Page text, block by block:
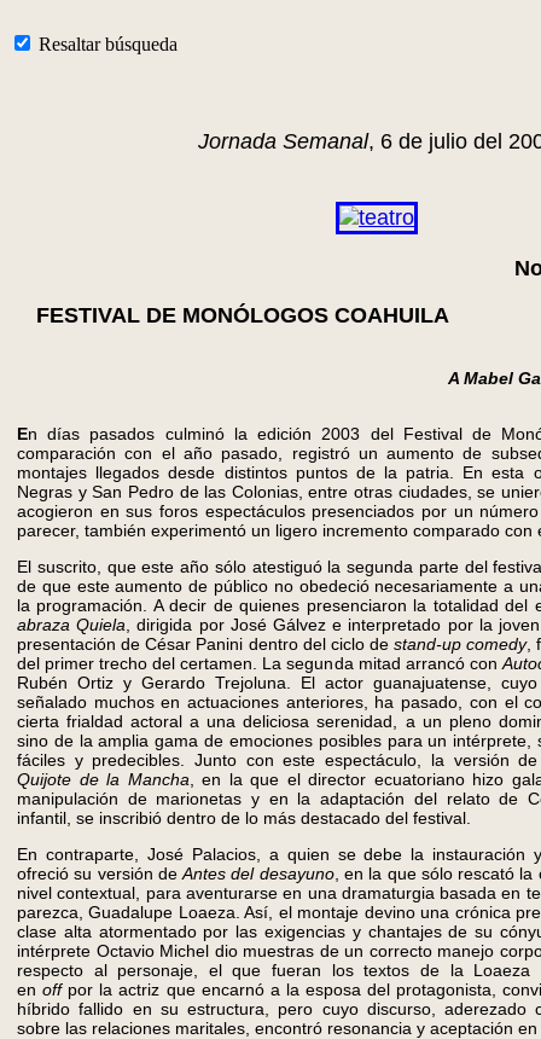
Resaltar búsqueda
Jornada Semanal, 6 de julio del
FESTIVAL DE MONÓLOGOS COAHUILA
A Mabel
En días pasados culminó la edición 2003 del Festival de
comparación con el año pasado, registró un aumento de
montajes llegados desde distintos puntos de la patria. En esta
Negras y San Pedro de las Colonias, entre otras ciudades, se
acogieron en sus foros espectáculos presenciados por un
parecer, también experimentó un ligero incremento comparado con
El suscrito, que este año sólo atestiguó la segunda parte del
de que este aumento de público no obedeció necesariamente a
la programación. A decir de quienes presenciaron la totalidad del
abraza Quiela , dirigida por José Gálvez e interpretado por la
presentación de César Panini dentro del ciclo destand-up comedy,
del primer trecho del certamen. La segunda mitad arrancó con
Rubén Ortiz y Gerardo Trejoluna. El actor guanajuatense,
señalado muchos en actuaciones anteriores, ha pasado, con el
cierta frialdad actoral a una deliciosa serenidad, a un pleno
sino de la amplia gama de emociones posibles para un intérprete,
fáciles y predecibles. Junto con este espectáculo, la versión
Quijote de la Mancha , en la que el director ecuatoriano hizo
manipulación de marionetas y en la adaptación del relato de
infantil, se inscribió dentro de lo más destacado del festival.
En contraparte, José Palacios, a quien se debe la instauración
ofreció su versión deAntes del desayuno, en la que sólo rescató la
nivel contextual, para aventurarse en una dramaturgia basada en
parezca, Guadalupe Loaeza. Así, el montaje devino una crónica
clase alta atormentado por las exigencias y chantajes de su
intérprete Octavio Michel dio muestras de un correcto manejo
respecto al personaje, el que fueran los textos de la Loaeza
enoffpor la actriz que encarnó a la esposa del protagonista,
híbrido fallido en su estructura, pero cuyo discurso, aderezado
sobre las relaciones maritales, encontró resonancia y aceptación